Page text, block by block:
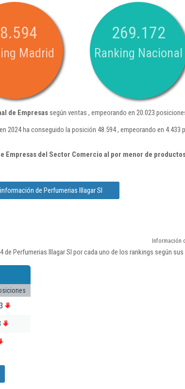
Madrid
269.172
Ranking Nacional
de Empresassegún ventas , empeorando en 20.023
2024 ha conseguido la posición 48.594 , empeorando en
Empresas del Sector Comercio al por menor de
de Perfumerias Illagar Sl
Información
Perfumerias Illagar Sl por cada uno de los rankings según sus